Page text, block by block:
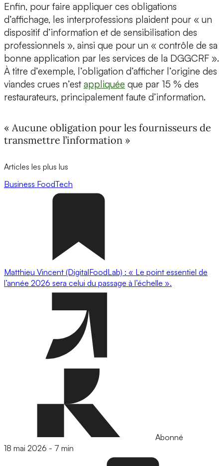
Enfin, pour faire appliquer ces obligations
d’affichage, les interprofessions plaident pour « un
dispositif d’information et de sensibilisation des
professionnels », ainsi que pour un « contrôle de sa
bonne application par les services de la DGGCRF ».
À titre d’exemple, l’obligation d’afficher l’origine des
viandes crues n’est appliquée que par 15 % des
restaurateurs, principalement faute d’information.
« Aucune obligation pour les fournisseurs de
transmettre l’information »
Articles les plus lus
Business FoodTech
Matthieu Vincent (DigitalFoodLab) : « Le point essentiel de
l’année 2026 sera celui du passage à l’échelle ».
Abonné
18 mai 2026 - 7 min